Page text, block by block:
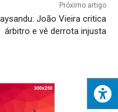
Próximo artigo
João Vieira critica
árbitro e vê derrota injusta